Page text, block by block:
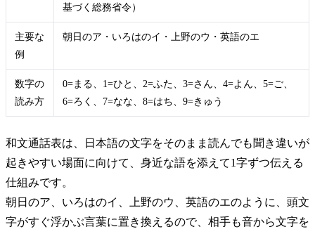
基づく総務省令）
主要な
例
朝日のア・いろはのイ・上野のウ・英語のエ
数字の
読み方
0=まる、1=ひと、2=ふた、3=さん、4=よん、5=ご、
6=ろく、7=なな、8=はち、9=きゅう
和文通話表は、日本語の文字をそのまま読んでも聞き違いが
起きやすい場面に向けて、身近な語を添えて1字ずつ伝える
仕組みです。
朝日のア、いろはのイ、上野のウ、英語のエのように、頭文
字がすぐ浮かぶ言葉に置き換えるので、相手も音から文字を